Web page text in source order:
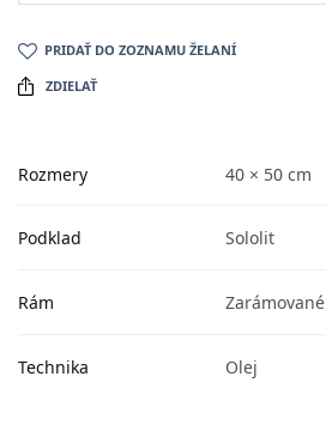
PRIDAŤ DO ZOZNAMU ŽELANÍ
ZDIELAŤ
Rozmery 40 × 50 cm
Podklad Sololit
Rám Zarámované
Technika Olej